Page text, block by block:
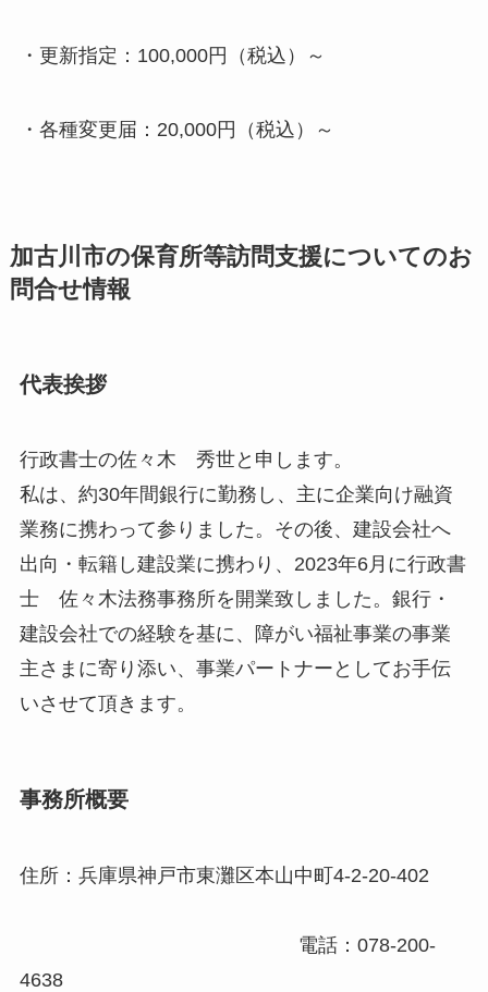
・更新指定：100,000円（税込）～
・各種変更届：20,000円（税込）～
加古川市の保育所等訪問支援についてのお
問合せ情報
代表挨拶
行政書士の佐々木 秀世と申します。
私は、約30年間銀行に勤務し、主に企業向け融資
業務に携わって参りました。その後、建設会社へ
出向・転籍し建設業に携わり、2023年6月に行政書
士 佐々木法務事務所を開業致しました。銀行・
建設会社での経験を基に、障がい福祉事業の事業
主さまに寄り添い、事業パートナーとしてお手伝
いさせて頂きます。
事務所概要
住所：兵庫県神戸市東灘区本山中町4-2-20-402
電話：078-200-
4638